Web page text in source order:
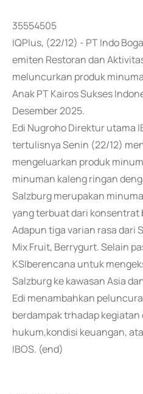
35554505
IQPlus, (22/12) - PT Indo
emiten Restoran dan
meluncurkan produk
Anak PT Kairos Sukses
Desember 2025.
Edi Nugroho Direktur utama
tertulisnya Senin (22/12)
mengeluarkan produk
minuman kaleng ringan
Salzburg merupakan
yang terbuat dari konsentrat
Adapun tiga varian rasa dari
Mix Fruit, Berrygurt. Selain
KSIberencana untuk
Salzburg ke kawasan Asia
Edi menambahkan
berdampak trhadap kegiatan
hukum,kondisi keuangan,
IBOS. (end)